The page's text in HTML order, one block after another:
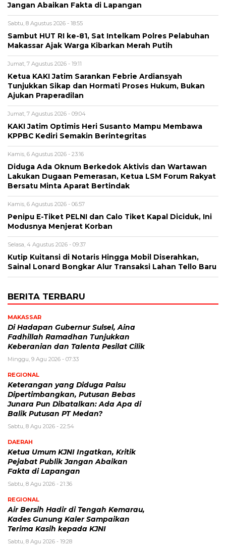
Jangan Abaikan Fakta di Lapangan
Sabtu, 8 Agustus 2026 - 18:55
Sambut HUT RI ke-81, Sat Intelkam Polres Pelabuhan
Makassar Ajak Warga Kibarkan Merah Putih
Jumat, 7 Agustus 2026 - 19:11
Ketua KAKI Jatim Sarankan Febrie Ardiansyah
Tunjukkan Sikap dan Hormati Proses Hukum, Bukan
Ajukan Praperadilan
Jumat, 7 Agustus 2026 - 09:04
KAKI Jatim Optimis Heri Susanto Mampu Membawa
KPPBC Kediri Semakin Berintegritas
Kamis, 6 Agustus 2026 - 23:16
Diduga Ada Oknum Berkedok Aktivis dan Wartawan
Lakukan Dugaan Pemerasan, Ketua LSM Forum Rakyat
Bersatu Minta Aparat Bertindak
Kamis, 6 Agustus 2026 - 06:57
Penipu E-Tiket PELNI dan Calo Tiket Kapal Diciduk, Ini
Modusnya Menjerat Korban
Selasa, 4 Agustus 2026 - 09:37
Kutip Kuitansi di Notaris Hingga Mobil Diserahkan,
Sainal Lonard Bongkar Alur Transaksi Lahan Tello Baru
BERITA TERBARU
MAKASSAR
Di Hadapan Gubernur Sulsel, Aina
Fadhillah Ramadhan Tunjukkan
Keberanian dan Talenta Pesilat Cilik
Minggu, 9 Agu 2026 - 07:33
REGIONAL
Keterangan yang Diduga Palsu
Dipertimbangkan, Putusan Bebas
Junara Pun Dibatalkan: Ada Apa di
Balik Putusan PT Medan?
Sabtu, 8 Agu 2026 - 22:54
DAERAH
Ketua Umum KJNI Ingatkan, Kritik
Pejabat Publik Jangan Abaikan
Fakta di Lapangan
Sabtu, 8 Agu 2026 - 21:36
REGIONAL
Air Bersih Hadir di Tengah Kemarau,
Kades Gunung Kaler Sampaikan
Terima Kasih kepada KJNI
Sabtu, 8 Agu 2026 - 19:28